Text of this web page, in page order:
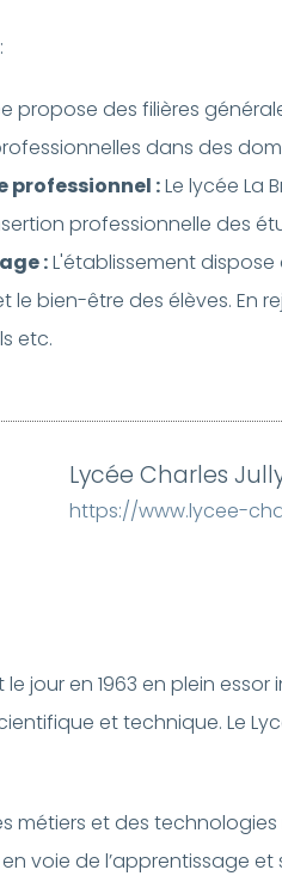
propose des filières
dans des
professionnel :Le lycée La
professionnelle des
:L'établissement
le bien-être des élèves.
etc.
Lycée Charles
https://www.lycee-
jour en 1963 en plein
et technique. Le
métiers et des
en voie de l’apprentissage